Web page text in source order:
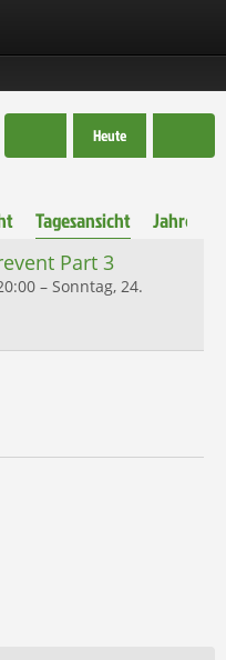
Heute
Tagesansicht
Part 3
– Sonntag, 24.